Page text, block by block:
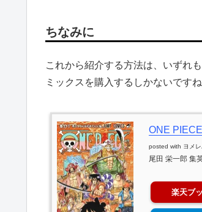
ちなみに
これから紹介する方法は、いずれ
ミックスを購入するしかないです
ONE
posted with ヨメ
尾田 栄一郎 集
楽天ブ